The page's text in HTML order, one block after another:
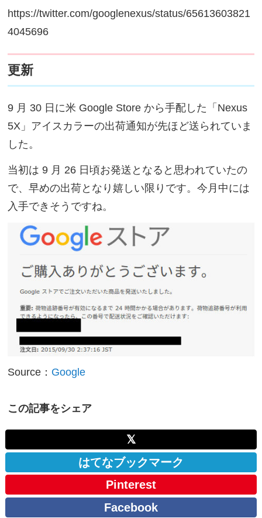
https://twitter.com/googlenexus/status/65613603821
4045696
更新
9 月 30 日に米 Google Store から手配した「Nexus
5X」アイスカラーの出荷通知が先ほど送られていま
した。
当初は 9 月 26 日頃お発送となると思われていたの
で、早めの出荷となり嬉しい限りです。今月中には
入手できそうですね。
Source： Google
この記事をシェア
𝕏
はてなブックマーク
Pinterest
Facebook